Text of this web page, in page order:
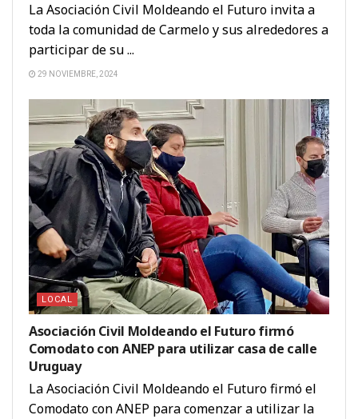
La Asociación Civil Moldeando el Futuro invita a
toda la comunidad de Carmelo y sus alrededores a
participar de su ...
29 NOVIEMBRE, 2024
LOCAL
Asociación Civil Moldeando el Futuro firmó
Comodato con ANEP para utilizar casa de calle
Uruguay
La Asociación Civil Moldeando el Futuro firmó el
Comodato con ANEP para comenzar a utilizar la